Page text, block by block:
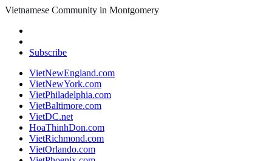
Vietnamese Community in Montgomery
Subscribe
VietNewEngland.com
VietNewYork.com
VietPhiladelphia.com
VietBaltimore.com
VietDC.net
HoaThinhDon.com
VietRichmond.com
VietOrlando.com